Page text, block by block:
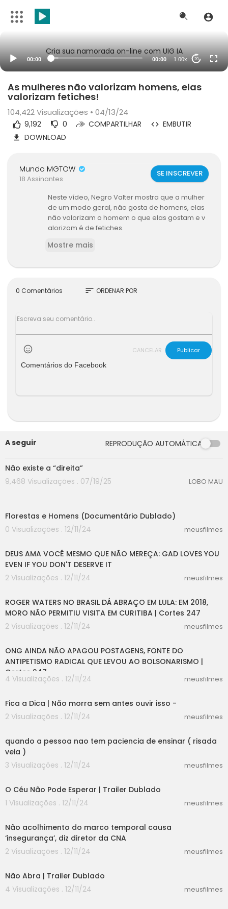
Cria sua namorada on-line com UIG IA
00:00 00:00 1.00x 20
As mulheres não valorizam homens, elas
valorizam fetiches!
104,422Visualizações • 04/13/24
9,192 0 COMPARTILHAR
EMBUTIR
DOWNLOAD
Mundo MGTOW
18 Assinantes
SE INSCREVER
Neste vídeo, Negro Valter mostra que a mulher
de um modo geral, não gosta de homens, elas
não valorizam o homem o que elas gostam e v
alorizam é de fetiches.
Mostre mais
0 Comentários sort ORDENAR POR
CANCELAR
Publicar
Comentários do Facebook
A seguir REPRODUÇÃO AUTOMÁTICA
00:00
Não existe a “direita”
9,468 Visualizações . 07/19/25
LOBO MAU
Florestas e Homens (Documentário Dublado)
0 Visualizações . 12/11/24
meusfilmes
DEUS AMA VOCÊ MESMO QUE NÃO MEREÇA: GAD LOVES YOU
EVEN IF YOU DON'T DESERVE IT
2 Visualizações . 12/11/24
meusfilmes
ROGER WATERS NO BRASIL DÁ ABRAÇO EM LULA: EM 2018,
MORO NÃO PERMITIU VISITA EM CURITIBA | Cortes 247
2 Visualizações . 12/11/24
meusfilmes
ONG AINDA NÃO APAGOU POSTAGENS, FONTE DO
ANTIPETISMO RADICAL QUE LEVOU AO BOLSONARISMO |
Cortes 247
4 Visualizações . 12/11/24 meusfilmes
Fica a Dica | Não morra sem antes ouvir isso -
2 Visualizações . 12/11/24
meusfilmes
quando a pessoa nao tem paciencia de ensinar ( risada
veia )
3 Visualizações . 12/11/24
meusfilmes
O Céu Não Pode Esperar | Trailer Dublado
1 Visualizações . 12/11/24
meusfilmes
Não acolhimento do marco temporal causa
‘insegurança’, diz diretor da CNA
2 Visualizações . 12/11/24
meusfilmes
Não Abra | Trailer Dublado
4 Visualizações . 12/11/24
meusfilmes